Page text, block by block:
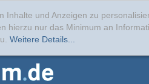
Inhalte und Anzeigen zu
hierzu nur das Minimum an
Weitere Details...